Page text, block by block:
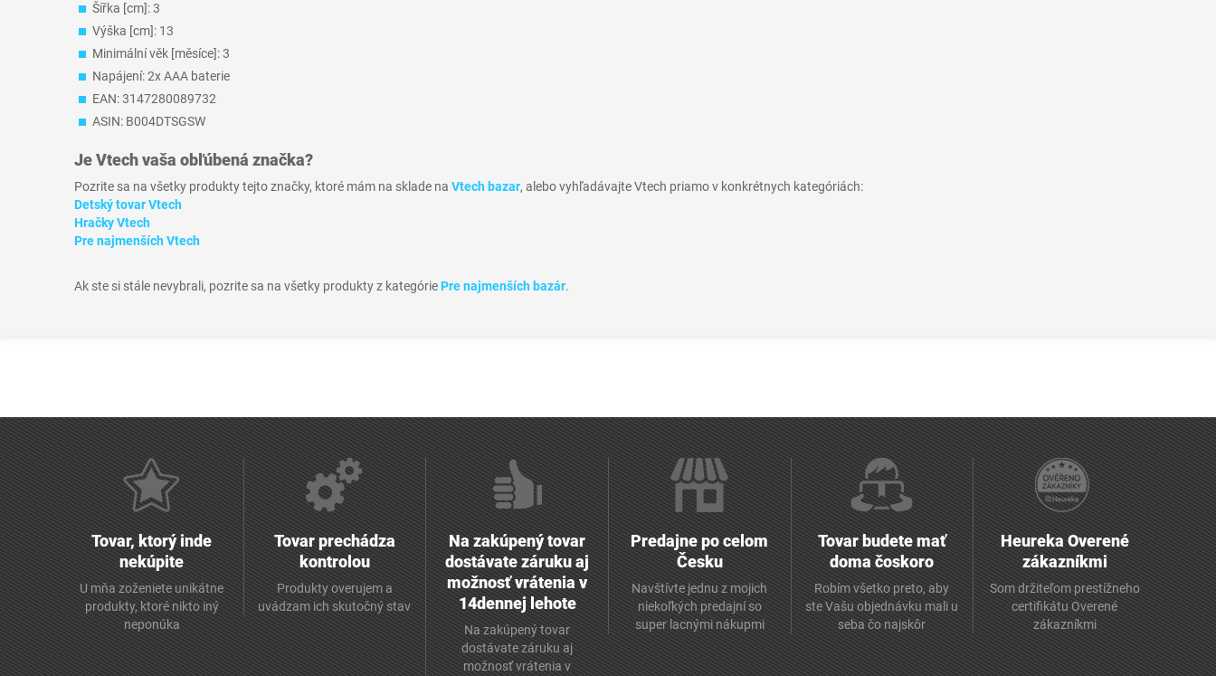
Šířka [cm]: 3
Výška [cm]: 13
Minimální věk [měsíce]: 3
Napájení: 2x AAA baterie
EAN: 3147280089732
ASIN: B004DTSGSW
JeVtechvaša obľúbená značka?
Pozrite sa na všetky produkty tejto značky, ktoré mám na sklade na Vtech bazar, alebo vyhľadávajte Vtech priamo v konkrétnych kategóriách:
Detský tovar Vtech
Hračky Vtech
Pre najmenších Vtech
Ak ste si stále nevybrali, pozrite sa na všetky produkty z kategóriePre najmenších bazár.
Tovar, ktorý inde
nekúpite
U mňa zoženiete unikátne
produkty, ktoré nikto iný
neponúka
Tovar prechádza
kontrolou
Produkty overujem a
uvádzam ich skutočný stav
Na zakúpený tovar
dostávate záruku aj
možnosť vrátenia v
14dennej lehote
Na zakúpený tovar
dostávate záruku aj
možnosť vrátenia v
Predajne po celom
Česku
Navštívte jednu z mojich
niekoľkých predajní so
super lacnými nákupmi
Tovar budete mať
doma čoskoro
Robím všetko preto, aby
ste Vašu objednávku mali u
seba čo najskôr
Heureka Overené
zákazníkmi
Som držiteľom prestížneho
certifikátu Overené
zákazníkmi